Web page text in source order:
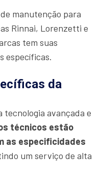
manutenção para
Rinnai, Lorenzetti e
tem suas
específicas.
da
tecnologia avançada e
técnicos estão
as especificidades
um serviço de alta